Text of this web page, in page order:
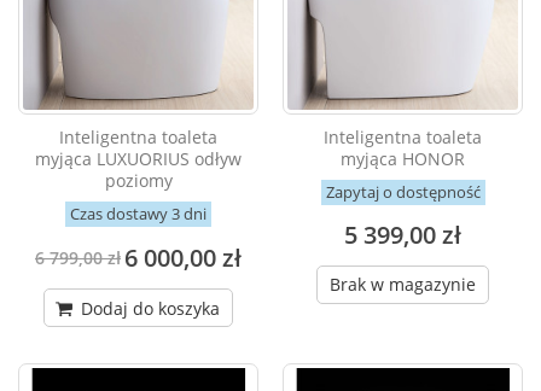
Inteligentna toaleta
myjąca LUXUORIUS odływ
poziomy
Czas dostawy 3 dni
6 799,00 zł 6 000,00 zł
Dodaj do koszyka
Inteligentna toaleta
myjąca HONOR
Zapytaj o dostępność
5 399,00 zł
Brak w magazynie